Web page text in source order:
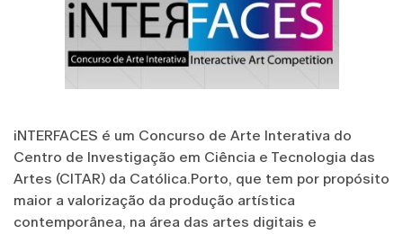
iNTERFACES é um Concurso de Arte Interativa do
Centro de Investigação em Ciência e Tecnologia das
Artes (CITAR) da Católica.Porto, que tem por propósito
maior a valorização da produção artística
contemporânea, na área das artes digitais e